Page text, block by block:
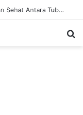
Diet Fleksibel Membangun Hubungan Sehat Antara Tubuh dan Makanan Sehari-hari